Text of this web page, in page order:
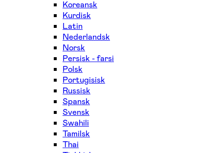
Koreansk
Kurdisk
Latin
Nederlandsk
Norsk
Persisk - farsi
Polsk
Portugisisk
Russisk
Spansk
Svensk
Swahili
Tamilsk
Thai